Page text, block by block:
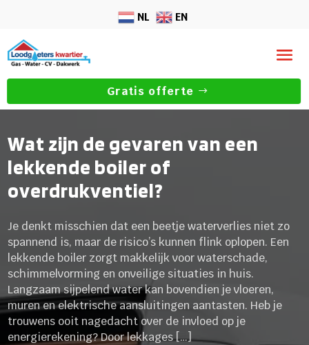
NL EN
Gratis offerte
Wat zijn de gevaren van een
lekkende boiler of
overdrukventiel?
Je denkt misschien dat een beetje waterverlies niet zo
spannend is, maar de risico’s kunnen flink oplopen. Een
lekkende boiler zorgt makkelijk voor waterschade,
schimmelvorming en onveilige situaties in huis.
Langzaam sijpelend water kan bovendien je vloeren,
muren en elektrische aansluitingen aantasten. Heb je
trouwens ooit nagedacht over de invloed op je
energierekening? Door lekkages […]